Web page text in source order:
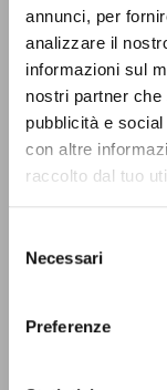
annunci, per
analizzare il
informazioni sul
nostri partner
pubblicità e
con altre
raccolto dal tuo
delNecessari
Preferenze
Giussani Luigi
Italian
Litterae
2002
Pages: 1
LATEST UPDATE
29/03/2018